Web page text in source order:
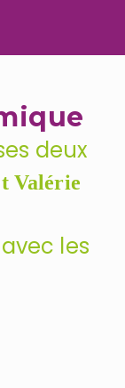
deux
Valérie
les